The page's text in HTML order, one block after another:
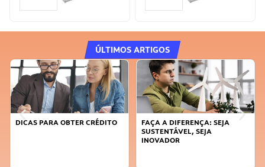
ÚLTIMOS ARTIGOS
DICAS PARA OBTER CRÉDITO
FAÇA A DIFERENÇA: SEJA
SUSTENTÁVEL, SEJA
INOVADOR